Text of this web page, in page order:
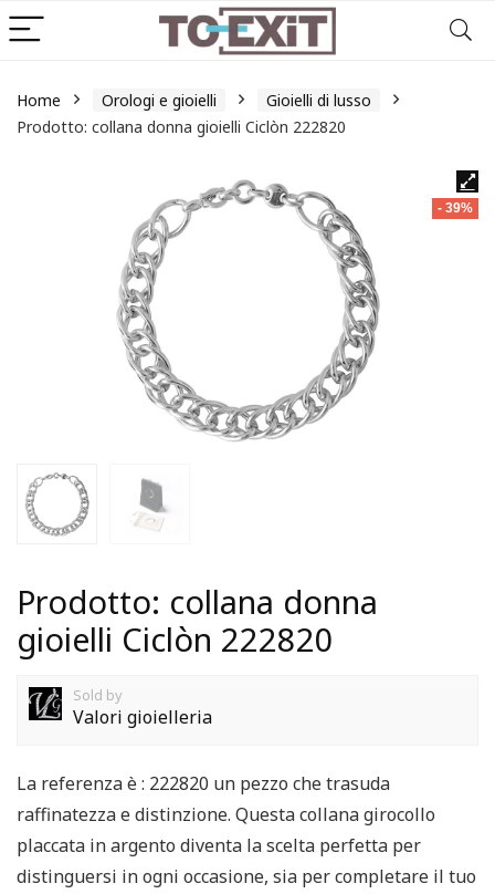
Home Orologi e gioielli
Gioielli di lusso
Prodotto: collana donna gioielli Ciclòn 222820
- 39%
Prodotto: collana donna
gioielli Ciclòn 222820
Sold by
Valori gioielleria
La referenza è : 222820 un pezzo che trasuda
raffinatezza e distinzione. Questa collana girocollo
placcata in argento diventa la scelta perfetta per
distinguersi in ogni occasione, sia per completare il tuo